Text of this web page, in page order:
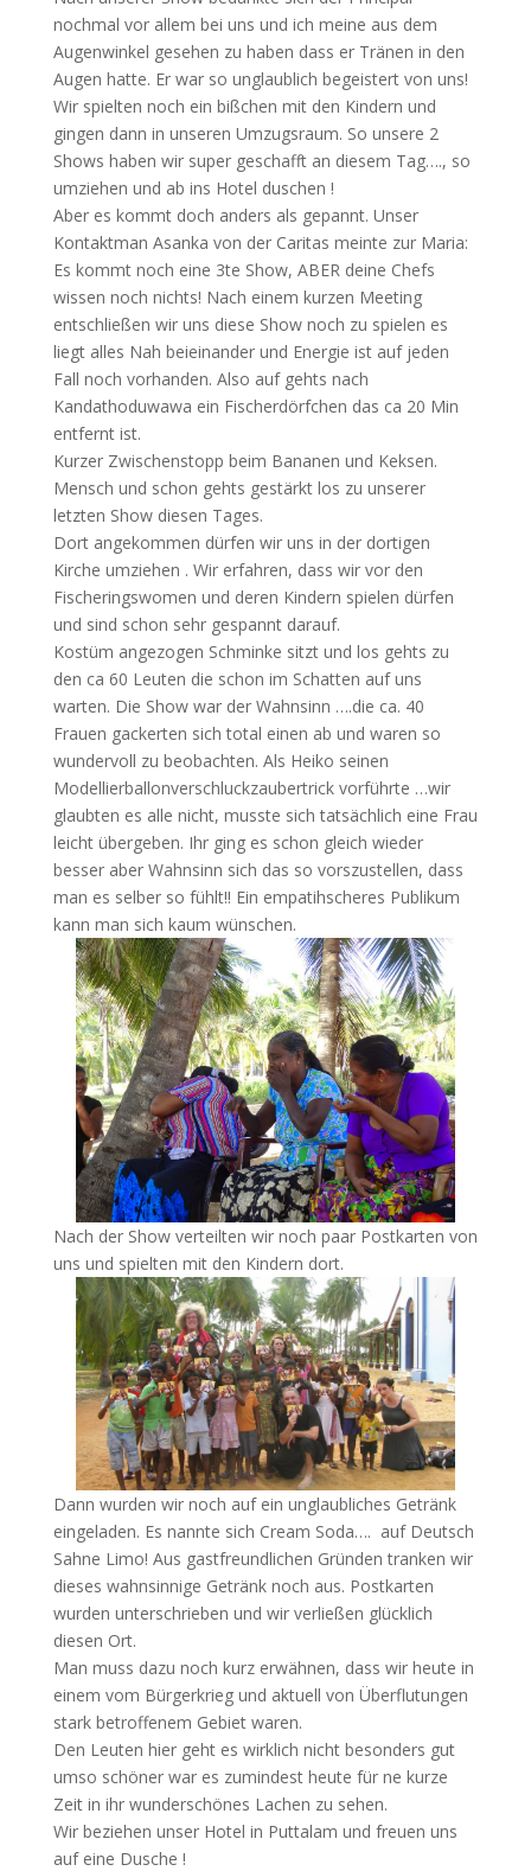
nochmal vor allem bei uns und ich meine aus dem
Augenwinkel gesehen zu haben dass er Tränen in den
Augen hatte. Er war so unglaublich begeistert von uns!
Wir spielten noch ein bißchen mit den Kindern und
gingen dann in unseren Umzugsraum. So unsere 2
Shows haben wir super geschafft an diesem Tag…., so
umziehen und ab ins Hotel duschen !
Aber es kommt doch anders als gepannt. Unser
Kontaktman Asanka von der Caritas meinte zur Maria:
Es kommt noch eine 3te Show, ABER deine Chefs
wissen noch nichts! Nach einem kurzen Meeting
entschließen wir uns diese Show noch zu spielen es
liegt alles Nah beieinander und Energie ist auf jeden
Fall noch vorhanden. Also auf gehts nach
Kandathoduwawa ein Fischerdörfchen das ca 20 Min
entfernt ist.
Kurzer Zwischenstopp beim Bananen und Keksen.
Mensch und schon gehts gestärkt los zu unserer
letzten Show diesen Tages.
Dort angekommen dürfen wir uns in der dortigen
Kirche umziehen . Wir erfahren, dass wir vor den
Fischeringswomen und deren Kindern spielen dürfen
und sind schon sehr gespannt darauf.
Kostüm angezogen Schminke sitzt und los gehts zu
den ca 60 Leuten die schon im Schatten auf uns
warten. Die Show war der Wahnsinn ….die ca. 40
Frauen gackerten sich total einen ab und waren so
wundervoll zu beobachten. Als Heiko seinen
Modellierballonverschluckzaubertrick vorführte …wir
glaubten es alle nicht, musste sich tatsächlich eine Frau
leicht übergeben. Ihr ging es schon gleich wieder
besser aber Wahnsinn sich das so vorszustellen, dass
man es selber so fühlt!! Ein empatihscheres Publikum
kann man sich kaum wünschen.
Nach der Show verteilten wir noch paar Postkarten von
uns und spielten mit den Kindern dort.
Dann wurden wir noch auf ein unglaubliches Getränk
eingeladen. Es nannte sich Cream Soda…. auf Deutsch
Sahne Limo! Aus gastfreundlichen Gründen tranken wir
dieses wahnsinnige Getränk noch aus. Postkarten
wurden unterschrieben und wir verließen glücklich
diesen Ort.
Man muss dazu noch kurz erwähnen, dass wir heute in
einem vom Bürgerkrieg und aktuell von Überflutungen
stark betroffenem Gebiet waren.
Den Leuten hier geht es wirklich nicht besonders gut
umso schöner war es zumindest heute für ne kurze
Zeit in ihr wunderschönes Lachen zu sehen.
Wir beziehen unser Hotel in Puttalam und freuen uns
auf eine Dusche !